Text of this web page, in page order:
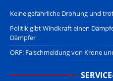
Keine gefährliche Drohung und
Politik gibt Windkraft einen
Dämpfer
ORF: Falschmeldung von Krone